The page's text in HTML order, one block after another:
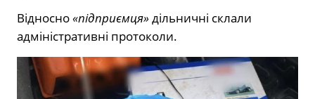
Відносно«підприємця»дільничні склали
адміністративні протоколи.